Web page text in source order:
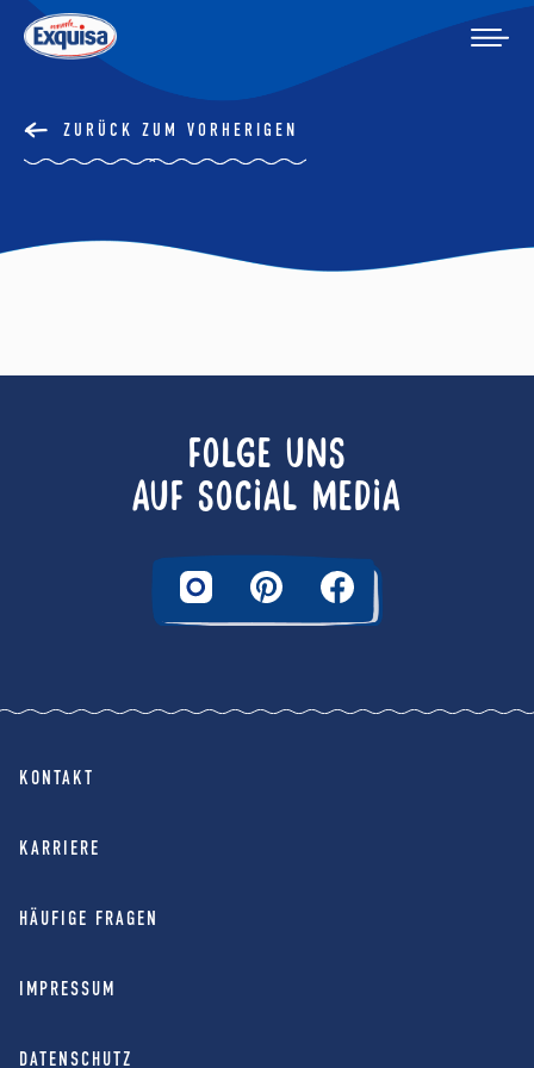
ZURÜCK ZUM VORHERIGEN
FOLGE UNS
AUF SOCIAL MEDIA
KONTAKT
KARRIERE
HÄUFIGE FRAGEN
IMPRESSUM
DATENSCHUTZ